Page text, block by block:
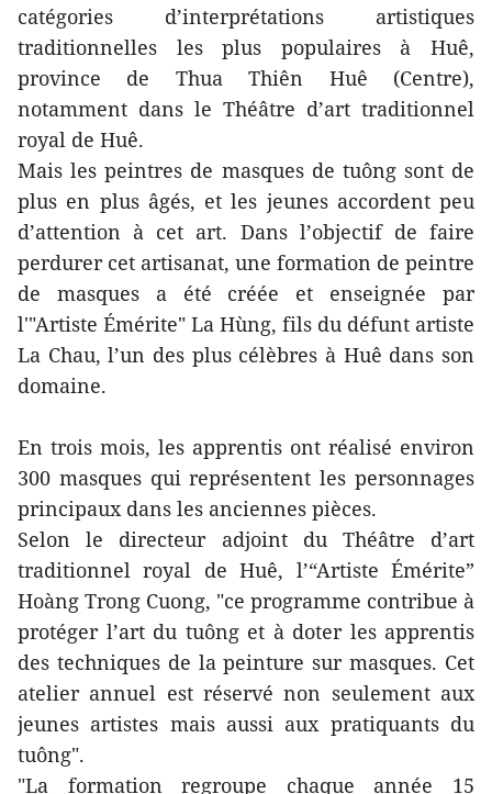
catégories d’interprétations artistiques
traditionnelles les plus populaires à Huê,
province de Thua Thiên Huê (Centre),
notamment dans le Théâtre d’art traditionnel
royal de Huê.
Mais les peintres de masques de tuông sont de
plus en plus âgés, et les jeunes accordent peu
d’attention à cet art. Dans l’objectif de faire
perdurer cet artisanat, une formation de peintre
de masques a été créée et enseignée par
l'"Artiste Émérite" La Hùng, fils du défunt artiste
La Chau, l’un des plus célèbres à Huê dans son
domaine.
En trois mois, les apprentis ont réalisé environ
300 masques qui représentent les personnages
principaux dans les anciennes pièces.
Selon le directeur adjoint du Théâtre d’art
traditionnel royal de Huê, l’“Artiste Émérite”
Hoàng Trong Cuong, "ce programme contribue à
protéger l’art du tuông et à doter les apprentis
des techniques de la peinture sur masques. Cet
atelier annuel est réservé non seulement aux
jeunes artistes mais aussi aux pratiquants du
tuông".
"La formation regroupe chaque année 15